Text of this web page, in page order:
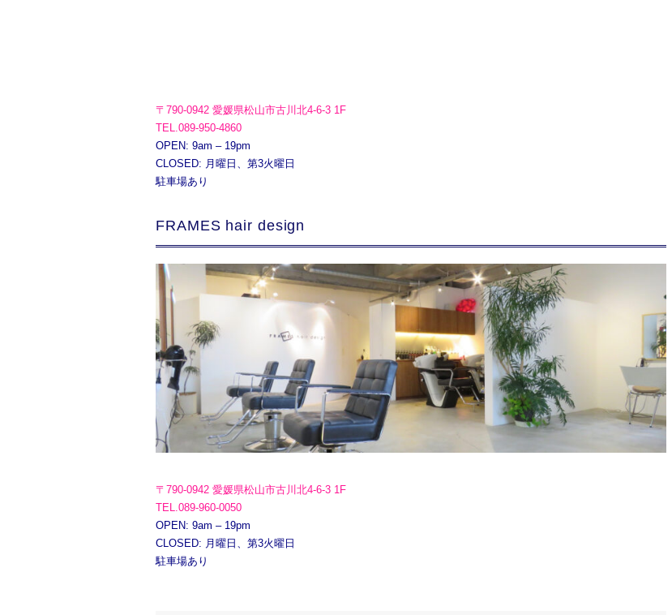
〒790-0942 愛媛県松山市古川北4-6-3 1F
TEL.089-950-4860
OPEN: 9am – 19pm
CLOSED: 月曜日、第3火曜日
駐車場あり
FRAMES hair design
〒790-0942 愛媛県松山市古川北4-6-3 1F
TEL.089-960-0050
OPEN: 9am – 19pm
CLOSED: 月曜日、第3火曜日
駐車場あり